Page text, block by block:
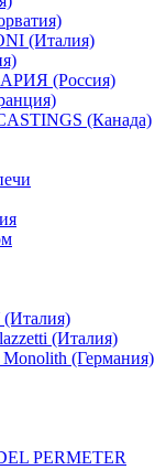
(Италия)
(Россия)
(Канада)
(Италия)
(Германия)
PERMETER